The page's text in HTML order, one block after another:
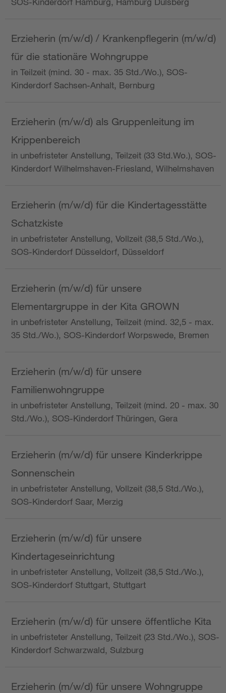
Erzieherin (m/w/d) / Krankenpflegerin (m/w/d)
für die stationäre Wohngruppe
in Teilzeit (mind. 30 - max. 35 Std./Wo.), SOS-
Kinderdorf Sachsen-Anhalt, Bernburg
Erzieherin (m/w/d) als Gruppenleitung im
Krippenbereich
in unbefristeter Anstellung, Teilzeit (33 Std.Wo.), SOS-
Kinderdorf Wilhelmshaven-Friesland, Wilhelmshaven
Erzieherin (m/w/d) für die Kindertagesstätte
Schatzkiste
in unbefristeter Anstellung, Vollzeit (38,5 Std./Wo.),
SOS-Kinderdorf Düsseldorf, Düsseldorf
Erzieherin (m/w/d) für unsere
Elementargruppe in der Kita GROWN
in unbefristeter Anstellung, Teilzeit (mind. 32,5 - max.
35 Std./Wo.), SOS-Kinderdorf Worpswede, Bremen
Erzieherin (m/w/d) für unsere
Familienwohngruppe
in unbefristeter Anstellung, Teilzeit (mind. 20 - max. 30
Std./Wo.), SOS-Kinderdorf Thüringen, Gera
Erzieherin (m/w/d) für unsere Kinderkrippe
Sonnenschein
in unbefristeter Anstellung, Vollzeit (38,5 Std./Wo.),
SOS-Kinderdorf Saar, Merzig
Erzieherin (m/w/d) für unsere
Kindertageseinrichtung
in unbefristeter Anstellung, Vollzeit (38,5 Std./Wo.),
SOS-Kinderdorf Stuttgart, Stuttgart
Erzieherin (m/w/d) für unsere öffentliche Kita
in unbefristeter Anstellung, Teilzeit (23 Std./Wo.), SOS-
Kinderdorf Schwarzwald, Sulzburg
Erzieherin (m/w/d) für unsere Wohngruppe